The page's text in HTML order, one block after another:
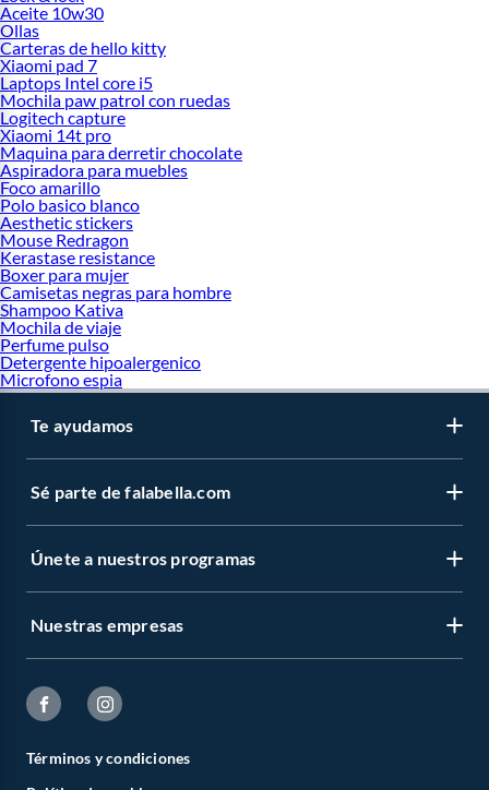
Aceite 10w30
Ollas
Carteras de hello kitty
Xiaomi pad 7
Laptops Intel core i5
Mochila paw patrol con ruedas
Logitech capture
Xiaomi 14t pro
Maquina para derretir chocolate
Aspiradora para muebles
Foco amarillo
Polo basico blanco
Aesthetic stickers
Mouse Redragon
Kerastase resistance
Boxer para mujer
Camisetas negras para hombre
Shampoo Kativa
Mochila de viaje
Perfume pulso
Detergente hipoalergenico
Microfono espia
Te ayudamos
Sé parte de falabella.com
Únete a nuestros programas
Nuestras empresas
Términos y condiciones